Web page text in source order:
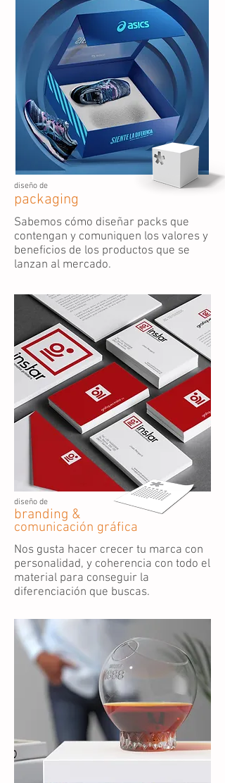
diseño de
packaging
Sabemos cómo diseñar packs que
contengan y comuniquen los valores y
beneficios de los productos que se
lanzan al mercado.
diseño de
branding &
comunicación gráfica
Nos gusta hacer crecer tu marca con
personalidad, y coherencia con todo el
material para conseguir la
diferenciación que buscas.